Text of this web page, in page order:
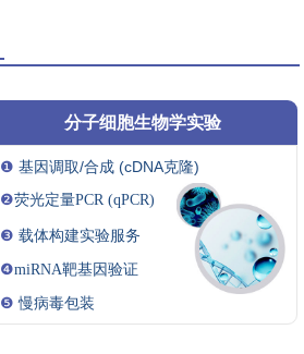
分子细胞生物学实验
❶ 基因调取/合成 (cDNA克隆)
❷荧光定量PCR (qPCR)
❸ 载体构建实验服务
❹miRNA靶基因验证
❺慢病毒包装